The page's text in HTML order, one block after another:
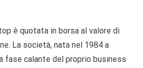
è quotata in borsa al valore di
La società, nata nel 1984 a
fase calante del proprio business